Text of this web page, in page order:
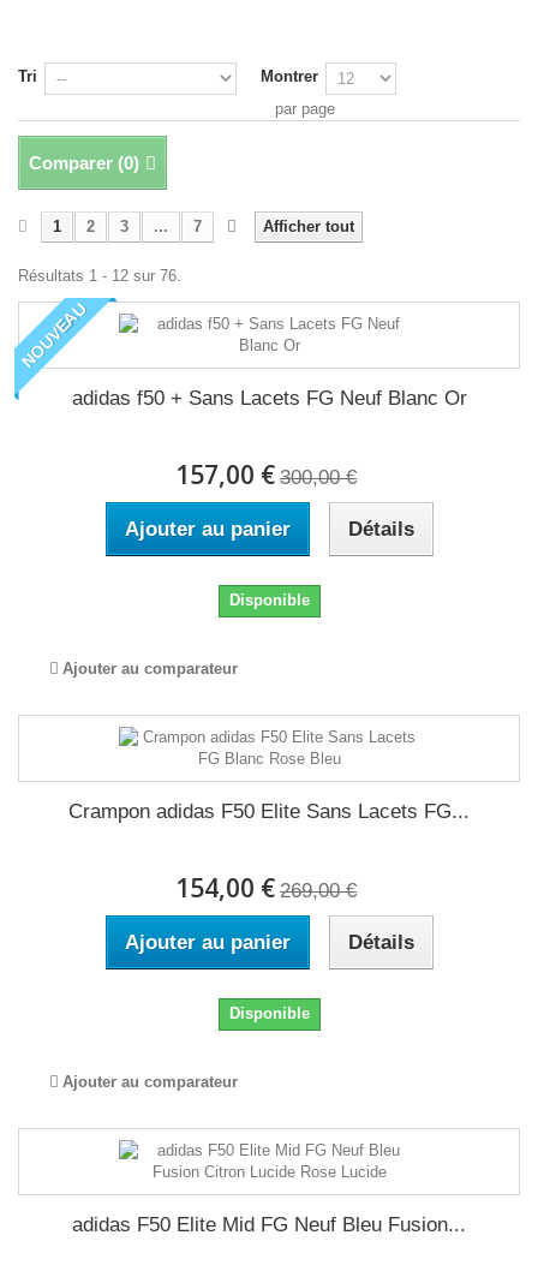
Tri
Montrer
par page
Comparer (0)
Afficher tout
1 2 3 ... 7
Résultats 1 - 12 sur 76.
NOUVEAU
adidas f50 + Sans Lacets FG Neuf Blanc Or
157,00 € 300,00 €
Ajouter au panier Détails
Disponible
Ajouter au comparateur
Crampon adidas F50 Elite Sans Lacets FG...
154,00 € 269,00 €
Ajouter au panier Détails
Disponible
Ajouter au comparateur
adidas F50 Elite Mid FG Neuf Bleu Fusion...